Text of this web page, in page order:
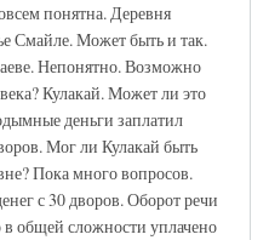
понятна. Деревня
Смайле. Может быть и так.
Непонятно. Возможно
Кулакай. Может ли это
деньги заплатил
Мог ли Кулакай быть
Пока много вопросов.
с 30 дворов. Оборот речи
в общей сложности уплачено